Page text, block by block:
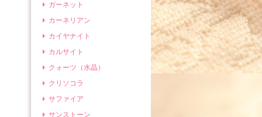
ガーネット
カーネリアン
カイヤナイト
カルサイト
クォーツ（水晶）
クリソコラ
サファイア
サンストーン